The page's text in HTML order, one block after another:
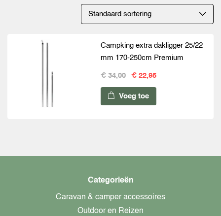
Campking extra dakligger 25/22
mm 170-250cm Premium
€ 34,00 € 22,95
Voeg toe
Categorieën
Caravan & camper accessoires
Outdoor en Reizen